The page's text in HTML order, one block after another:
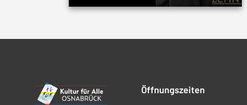
Öffnungszeiten